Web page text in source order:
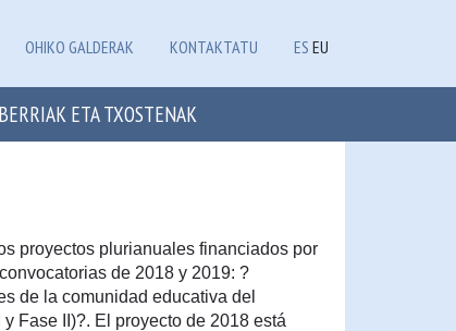
OHIKO GALDERAK KONTAKTATU ES EU
BERRIAK ETA TXOSTENAK
proyectos plurianuales financiados por
de 2018 y 2019: ?
de la comunidad educativa del
Fase II)?. El proyecto de 2018 está